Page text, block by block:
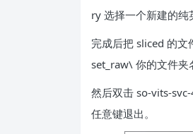
ry 选择一个新建的纯
完成后把 sliced 的
set_raw\ 你的文件夹
然后双击 so-vits-
任意键退出。